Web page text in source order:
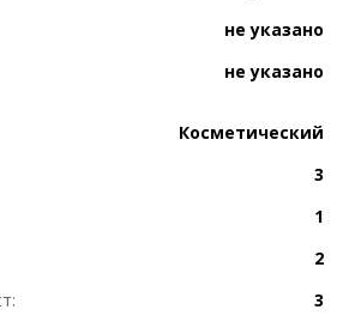
не указано
не указано
Косметический
3
1
2
3